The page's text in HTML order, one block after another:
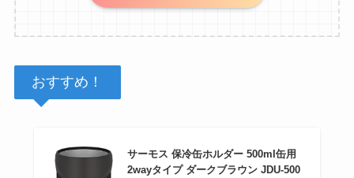
おすすめ！
サーモス 保冷缶ホルダー 500ml缶用
2wayタイプ ダークブラウン JDU-500